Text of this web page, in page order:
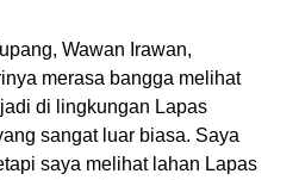
Wawan Irawan,
merasa bangga melihat
di lingkungan Lapas
sangat luar biasa. Saya
saya melihat lahan Lapas